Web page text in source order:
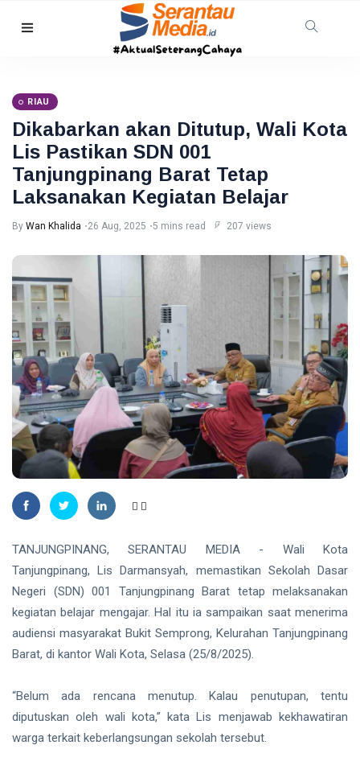
Gagalkan
Penyelundupan
1,3 Ton
Narkoba di
Perairan
Tanjung
Berakit
08 Aug,
views
PEKANBARU
Revitalisasi
Pasar
Bawah
Pemko
Pekanbaru
Siapkan
Opsi Ambil
Alih
08
23
RIAU
Warga
Pelalawan
Diserang
Beruang
Madu,
BBKSDA
Riau
Pasang
Kandang
Jebak
08
Aug,
2026
HUKRIM
DPO
Kasus
Sabu
Ditangkap
di Hotel
Bathin
Solapan
08
Aug,
2026
29
views
PENDIDIKAN
Unilak
Raih Juara
Harapan I
Nasional
Kategori
Disabilitas
08
Aug,
2026
34
Suami
Bacok
hingga
Tewas di
Aug,
2026
RIAU
Dikabarkan akan Ditutup, Wali Kota
Lis Pastikan SDN 001
Tanjungpinang Barat Tetap
Laksanakan Kegiatan Belajar
By Wan Khalida 26 Aug, 2025 5 mins read 207 views
TANJUNGPINANG, SERANTAU MEDIA - Wali Kota
Tanjungpinang, Lis Darmansyah, memastikan Sekolah Dasar
Negeri (SDN) 001 Tanjungpinang Barat tetap melaksanakan
kegiatan belajar mengajar. Hal itu ia sampaikan saat menerima
audiensi masyarakat Bukit Semprong, Kelurahan Tanjungpinang
Barat, di kantor Wali Kota, Selasa (25/8/2025).
“Belum ada rencana menutup. Kalau penutupan, tentu
diputuskan oleh wali kota,” kata Lis menjawab kekhawatiran
warga terkait keberlangsungan sekolah tersebut.